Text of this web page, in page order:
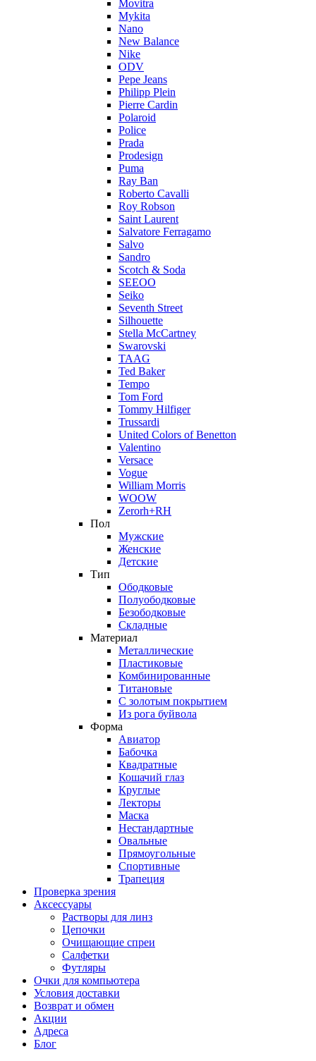
Movitra
Mykita
Nano
New Balance
Nike
ODV
Pepe Jeans
Philipp Plein
Pierre Cardin
Polaroid
Police
Prada
Prodesign
Puma
Ray Ban
Roberto Cavalli
Roy Robson
Saint Laurent
Salvatore Ferragamo
Salvo
Sandro
Scotch & Soda
SEEOO
Seiko
Seventh Street
Silhouette
Stella McCartney
Swarovski
TAAG
Ted Baker
Tempo
Tom Ford
Tommy Hilfiger
Trussardi
United Colors of Benetton
Valentino
Versace
Vogue
William Morris
WOOW
Zerorh+RH
Пол
Мужские
Женские
Детские
Тип
Ободковые
Полуободковые
Безободковые
Складные
Материал
Металлические
Пластиковые
Комбинированные
Титановые
С золотым покрытием
Из рога буйвола
Форма
Авиатор
Бабочка
Квадратные
Кошачий глаз
Круглые
Лекторы
Маска
Нестандартные
Овальные
Прямоугольные
Спортивные
Трапеция
Проверка зрения
Аксессуары
Растворы для линз
Цепочки
Очищающие спреи
Салфетки
Футляры
Очки для компьютера
Условия доставки
Возврат и обмен
Акции
Адреса
Блог